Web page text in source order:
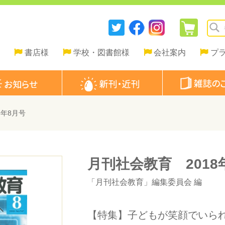
書店様 学校・図書館様 会社案内 プ
8月号
月刊社会教育 2018
「月刊社会教育」編集委員会 編
【特集】子どもが笑顔でいら